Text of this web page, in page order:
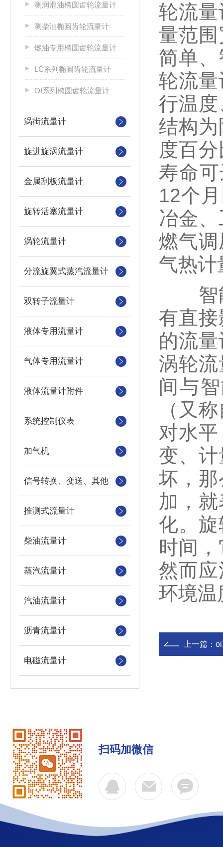
测润滑油椭圆齿轮流量计
测柴油椭圆齿轮流量计
燃油专用椭圆齿轮流量计
LC系列椭圆齿轮流量计
OI系列椭圆齿轮流量计
涡街流量计
旋进旋涡流量计
金属刮板流量计
旋转活塞流量计
涡轮流量计
分流旋翼式蒸汽流量计
双转子流量计
液体专用流量计
气体专用流量计
液体流量计附件
系统控制仪表
加气机
信号转换、变送、其他
推测式流量计
柴油流量计
蒸汽流量计
汽油流量计
沥青流量计
电磁流量计
轮流
量范
简单
轮流
行温
结构
度百
寿命
12个
冶金
燃气
气热计
智能
有直
的流
涡轮
间与
（又
对水
变、
坏，
加，
化。
时间
然而
环境温
上一篇：
扫码加微信